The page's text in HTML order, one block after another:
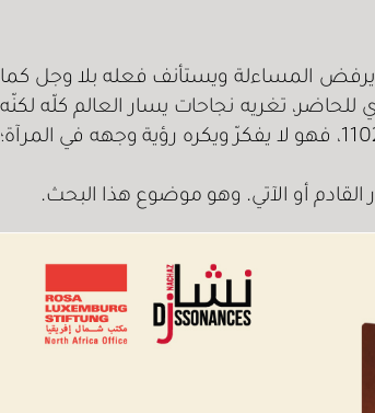
يرفض المساءلة ويستأنف فعله بلا وجل كما
تغريه نجاحات يسار العالم كلّه لكنّه
يخشى المغامرة. جيلان من اليسار إذن وجها لوجه: جيل يغنيه الحضور المستمر في سطح الأحداث عن فهم ما يجري على الأقل منذ 1102، فهو لا يفكرّ ويكره رؤية وجهه في المرآة؛
أو الآتي. وهو موضوع هذا البحث.